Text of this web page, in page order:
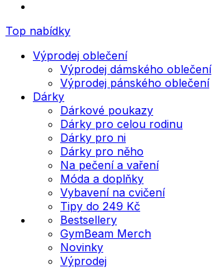
Top nabídky
Výprodej oblečení
Výprodej dámského oblečení
Výprodej pánského oblečení
Dárky
Dárkové poukazy
Dárky pro celou rodinu
Dárky pro ni
Dárky pro něho
Na pečení a vaření
Móda a doplňky
Vybavení na cvičení
Tipy do 249 Kč
Bestsellery
GymBeam Merch
Novinky
Výprodej